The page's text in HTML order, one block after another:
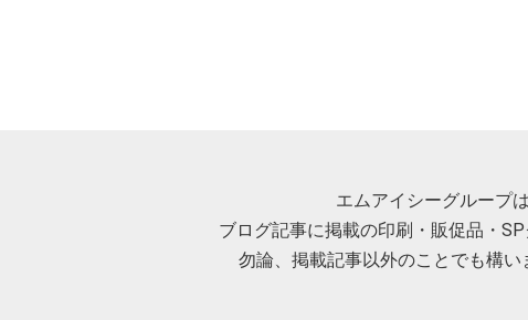
エムアイシーグループ
ブログ記事に掲載の印刷・販促品・
勿論、掲載記事以外のことでも構